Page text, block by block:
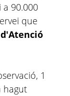
90.000
que
1
hagut